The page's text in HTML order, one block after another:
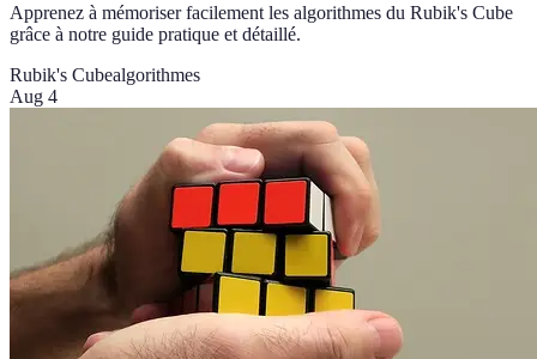
Apprenez à mémoriser facilement les algorithmes du Rubik's Cube
grâce à notre guide pratique et détaillé.
Rubik's Cubealgorithmes
Aug 4